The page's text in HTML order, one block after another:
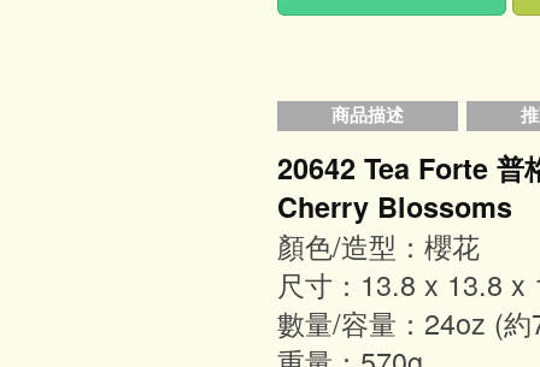
商品描述
20642 Tea Forte 普
Cherry Blossoms
顏色/造型：櫻花
尺寸：13.8 x 13.8 x
數量/容量：24oz (